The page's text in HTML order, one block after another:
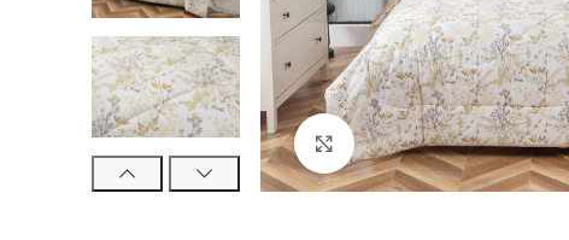
Нажмите, чтобы увеличить